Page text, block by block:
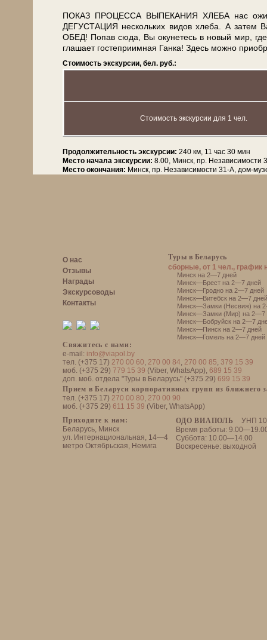
ПОКАЗ ПРОЦЕССА ВЫПЕКАНИЯ ХЛЕБА нас
ДЕГУСТАЦИЯ не­сколь­ких ви­дов хле­ба. А затем
ОБЕД! По­пав сю­да, Вы оку­не­тесь в новый мир,
гла­ша­ет го­сте­при­им­ная Ган­ка! Здесь мож­но
Стоимость экскурсии, бел. руб.:
Стоимость экскурсии для 1 чел.
Продолжительность экскурсии: 240 км, 11 час 30 мин
Место начала экскурсии: 8.00, Минск, пр.
Место окончания: Минск, пр. Независимости 31-А, дом-
О нас
Отзывы
Награды
Экскурсоводы
Контакты
Свяжитесь с нами:
e-mail: info@viapol.by
тел. (+375 17) 270 00 60, 270 00 84, 270 00 85, 379 15 39
моб. (+375 29) 779 15 39 (Viber, WhatsApp), 689 15 39
доп. моб. отдела "Туры в Беларусь" (+375 29) 699 15 39
Прием в Беларуси корпоративных групп из ближнего
тел. (+375 17) 270 00 80, 270 00 90
моб. (+375 29) 611 15 39 (Viber, WhatsApp)
ОДО ВИАПОЛЬ
УНП
Время работы:
Суббота: 10.00—14.00
Воскресенье: выходной
Приходите к нам:
Беларусь, Минск
ул. Интернациональная, 14—4
метро Октябрьская, Немига
Туры в Беларусь
сборные, от 1 чел., график
Минск на 2—7 дней
Минск—Брест на 2—7 дней
Минск—Гродно на 2—7 дней
Минск—Витебск на 2—7 дней
Минск—Замки (Несвиж) на
Минск—Замки (Мир) на 2—7
Минск—Бобруйск на 2—7
Минск—Пинск на 2—7 дней
Минск—Гомель на 2—7 дней